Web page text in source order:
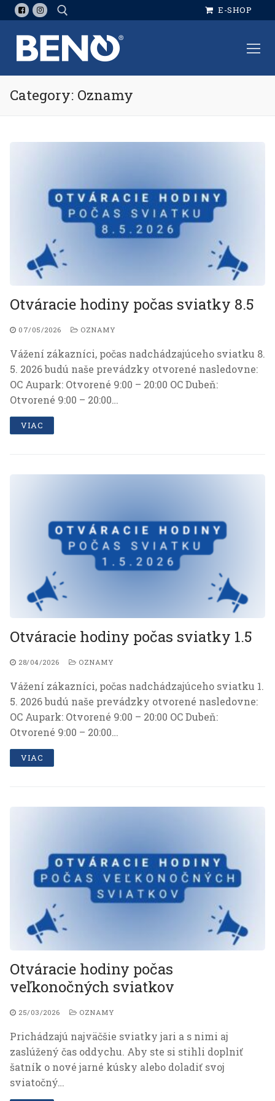
Skip
to
content
Search for:
E-SHOP
Category: Oznamy
Otváracie hodiny počas sviatky 8.5
07/05/2026 OZNAMY
Vážení zákazníci, počas nadchádzajúceho sviatku 8.
5. 2026 budú naše prevádzky otvorené nasledovne:
OC Aupark: Otvorené 9:00 – 20:00 OC Dubeň:
Otvorené 9:00 – 20:00…
VIAC
Otváracie hodiny počas sviatky 1.5
28/04/2026 OZNAMY
Vážení zákazníci, počas nadchádzajúceho sviatku 1.
5. 2026 budú naše prevádzky otvorené nasledovne:
OC Aupark: Otvorené 9:00 – 20:00 OC Dubeň:
Otvorené 9:00 – 20:00…
VIAC
Otváracie hodiny počas
veľkonočných sviatkov
25/03/2026 OZNAMY
Prichádzajú najväčšie sviatky jari a s nimi aj
zaslúžený čas oddychu. Aby ste si stihli doplniť
šatník o nové jarné kúsky alebo doladiť svoj
sviatočný…
Necessary
These
cookies are
necessary
to ensure
the proper
website.
They are
used to
data about
traffic on
our website.
To keep the
smoothly and
to show you
everything as
it should.